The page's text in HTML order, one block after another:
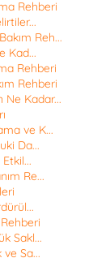
Rehberi
Reh...
Kad...
Rehberi
Rehberi
Kadar...
ve K...
Da...
Re...
Sakl...
Sa...